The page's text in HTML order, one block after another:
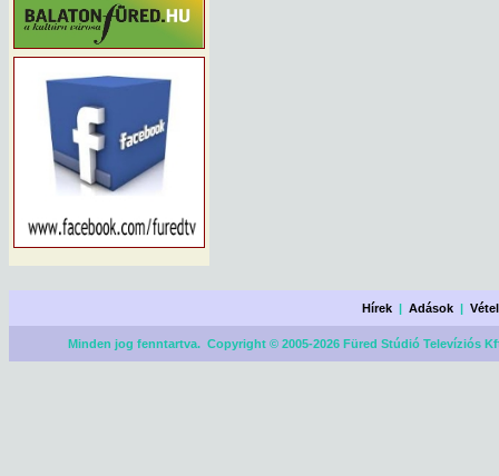
Hírek |Adások |
Minden jog fenntartva. Copyright © 2005-2026 Füred Stúdió Televíziós